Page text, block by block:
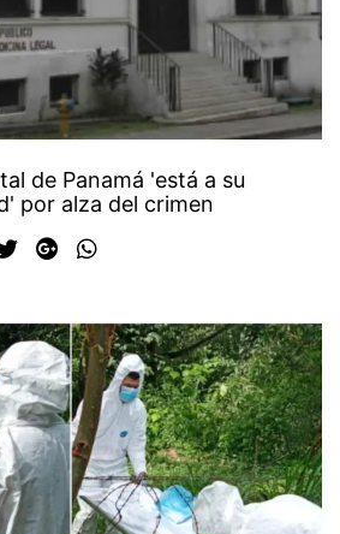
de Panamá 'está a su
por alza del crimen